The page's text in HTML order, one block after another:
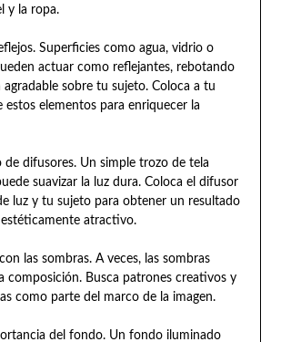
y la ropa.
Superficies como agua, vidrio o
actuar como reflejantes, rebotando
agradable sobre tu sujeto. Coloca a tu
estos elementos para enriquecer la
de difusores. Un simple trozo de tela
suavizar la luz dura. Coloca el difusor
luz y tu sujeto para obtener un resultado
atractivo.
las sombras. A veces, las sombras
composición. Busca patrones creativos y
como parte del marco de la imagen.
del fondo. Un fondo iluminado